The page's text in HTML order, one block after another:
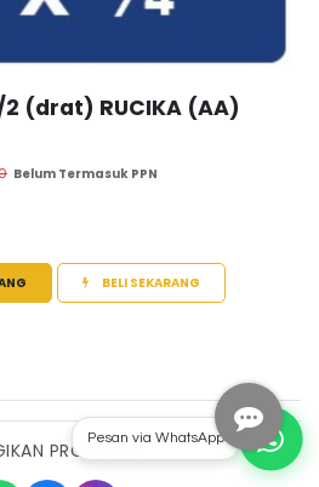
2 (drat) RUCIKA (AA)
Belum Termasuk PPN
BELI SEKARANG
PRODUK INI
Pesan via WhatsApp